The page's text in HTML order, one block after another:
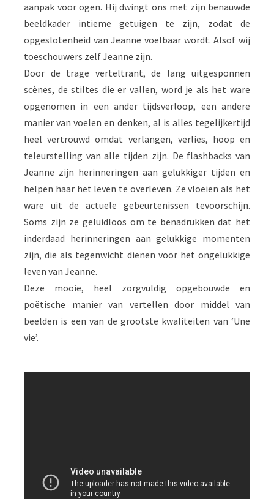
aanpak voor ogen. Hij dwingt ons met zijn benauwde
beeldkader intieme getuigen te zijn, zodat de
opgeslotenheid van Jeanne voelbaar wordt. Alsof wij
toeschouwers zelf Jeanne zijn.
Door de trage verteltrant, de lang uitgesponnen
scènes, de stiltes die er vallen, word je als het ware
opgenomen in een ander tijdsverloop, een andere
manier van voelen en denken, al is alles tegelijkertijd
heel vertrouwd omdat verlangen, verlies, hoop en
teleurstelling van alle tijden zijn. De flashbacks van
Jeanne zijn herinneringen aan gelukkiger tijden en
helpen haar het leven te overleven. Ze vloeien als het
ware uit de actuele gebeurtenissen tevoorschijn.
Soms zijn ze geluidloos om te benadrukken dat het
inderdaad herinneringen aan gelukkige momenten
zijn, die als tegenwicht dienen voor het ongelukkige
leven van Jeanne.
Deze mooie, heel zorgvuldig opgebouwde en
poëtische manier van vertellen door middel van
beelden is een van de grootste kwaliteiten van ‘Une
vie’.